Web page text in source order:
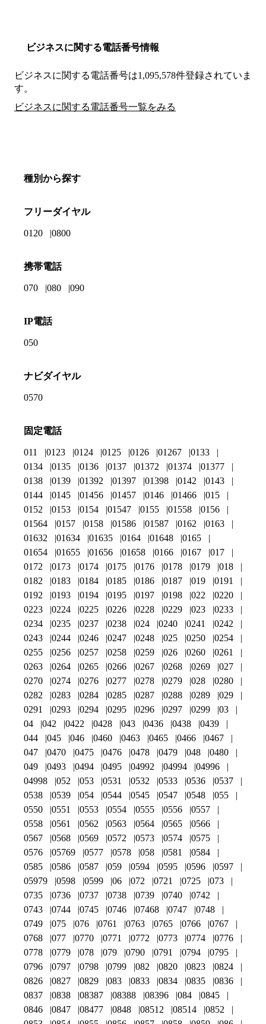
ビジネスに関する電話番号情報
ビジネスに関する電話番号は1,095,578件登録されていま
す。
ビジネスに関する電話番号一覧をみる
種別から探す
フリーダイヤル
0120 0800
携帯電話
070 080 090
IP電話
050
ナビダイヤル
0570
固定電話
011 0123 0124 0125 0126 01267
0133
0134
0135 0136 0137 01372 01374
01377
0138
0139 01392 01397 01398 0142
0143
0144
0145 01456 01457 0146 01466
015
0152
0153 0154 01547 0155 01558
0156
01564
0157 0158 01586 01587 0162
0163
01632
01634 01635 0164 01648
0165
01654
01655 01656 01658 0166 0167
017
0172
0173 0174 0175 0176 0178 0179
018
0182
0183 0184 0185 0186 0187 019
0191
0192
0193 0194 0195 0197 0198 022
0220
0223
0224 0225 0226 0228 0229 023
0233
0234
0235 0237 0238 024 0240 0241
0242
0243
0244 0246 0247 0248 025 0250
0254
0255
0256 0257 0258 0259 026 0260
0261
0263
0264 0265 0266 0267 0268 0269
027
0270
0274 0276 0277 0278 0279 028
0280
0282
0283 0284 0285 0287 0288 0289
029
0291
0293 0294 0295 0296 0297 0299
03
04
042 0422 0428 043 0436 0438
0439
044
045 046 0460 0463 0465 0466
0467
047
0470 0475 0476 0478 0479 048
0480
049
0493 0494 0495 04992 04994
04996
04998
052 053 0531 0532 0533 0536
0537
0538
0539 054 0544 0545 0547 0548
055
0550
0551 0553 0554 0555 0556
0557
0558
0561 0562 0563 0564 0565
0566
0567
0568 0569 0572 0573 0574
0575
0576
05769 0577 0578 058 0581
0584
0585
0586 0587 059 0594 0595 0596
0597
05979
0598 0599 06 072 0721 0725
073
0735
0736 0737 0738 0739 0740
0742
0743
0744 0745 0746 07468 0747
0748
0749
075 076 0761 0763 0765 0766
0767
0768
077 0770 0771 0772 0773 0774
0776
0778
0779 078 079 0790 0791 0794
0795
0796
0797 0798 0799 082 0820 0823
0824
0826
0827 0829 083 0833 0834 0835
0836
0837
0838 08387 08388 08396 084
0845
0846
0847 08477 0848 08512 08514
0852